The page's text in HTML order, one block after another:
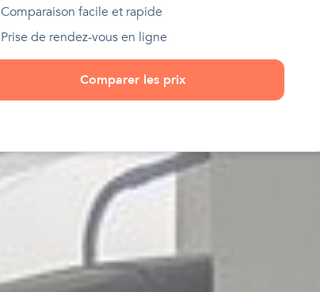
Comparaison facile et rapide
Prise de rendez-vous en ligne
Comparer les prix